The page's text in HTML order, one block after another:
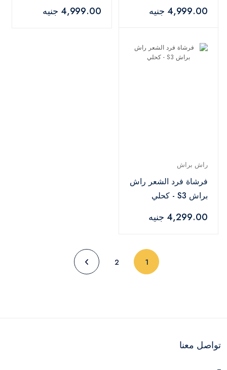
4,999.00 جنيه 4,999.00 جنيه
راش براش
فرشاة فرد الشعر راش
براش S3 - كحلي
4,299.00 جنيه
1
2
تواصل معنا